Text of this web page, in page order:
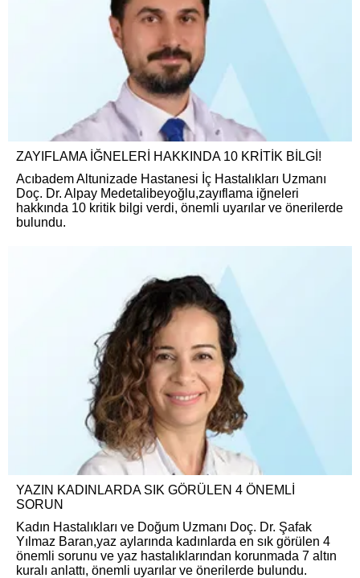
ZAYIFLAMA İĞNELERİ HAKKINDA 10 KRİTİK BİLGİ!
Acıbadem Altunizade Hastanesi İç Hastalıkları Uzmanı
Doç. Dr. Alpay Medetalibeyoğlu,zayıflama iğneleri
hakkında 10 kritik bilgi verdi, önemli uyarılar ve önerilerde
bulundu.
YAZIN KADINLARDA SIK GÖRÜLEN 4 ÖNEMLİ
SORUN
Kadın Hastalıkları ve Doğum Uzmanı Doç. Dr. Şafak
Yılmaz Baran,yaz aylarında kadınlarda en sık görülen 4
önemli sorunu ve yaz hastalıklarından korunmada 7 altın
kuralı anlattı, önemli uyarılar ve önerilerde bulundu.